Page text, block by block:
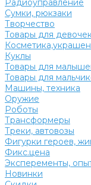
Радиоуправление
Сумки, рюкзаки
Творчество
Товары для
Куклы
Товары для
Товары для
Машины, техника
Оружие
Роботы
Трансформеры
Треки, автовозы
Фигурки героев,
Фикс.цена
Эксперементы,
Новинки